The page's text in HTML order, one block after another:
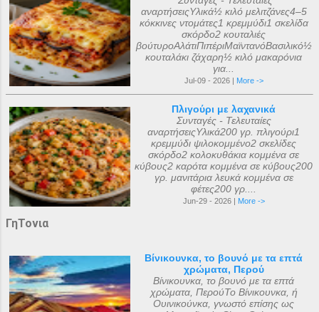
αναρτήσειςΥλικά½ κιλό μελιτζάνες4–5
κόκκινες ντομάτες1 κρεμμύδι1 σκελίδα
σκόρδο2 κουταλιές
βούτυροΑλάτιΠιπέριΜαϊντανόΒασιλικό½
κουταλάκι ζάχαρη½ κιλό μακαρόνια
για...
Jul-09 - 2026 | More ->
Πλιγούρι με λαχανικά
Συνταγές - Τελευταίες
αναρτήσειςΥλικά200 γρ. πλιγούρι1
κρεμμύδι ψιλοκομμένο2 σκελίδες
σκόρδο2 κολοκυθάκια κομμένα σε
κύβους2 καρότα κομμένα σε κύβους200
γρ. μανιτάρια λευκά κομμένα σε
φέτες200 γρ....
Jun-29 - 2026 | More ->
ΓηΤονια
Βίνικουνκα, το βουνό με τα επτά
χρώματα, Περού
Βίνικουνκα, το βουνό με τα επτά
χρώματα, ΠερούΤο Βίνικουνκα, ή
Ουινικούνκα, γνωστό επίσης ως